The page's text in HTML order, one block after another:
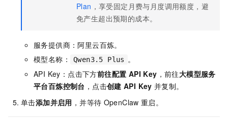
Plan ，享受固定月费与月度调用额度，避
免产生超出预期的成本。
服务提供商：阿里云百炼。
模型名称：
Qwen3.5 Plus
。
API Key：点击下方前往配置 API Key ，前往大模型服务
平台百炼控制台 ，点击创建 API Key 并复制。
单击添加并启用 ，并等待 OpenClaw 重启。